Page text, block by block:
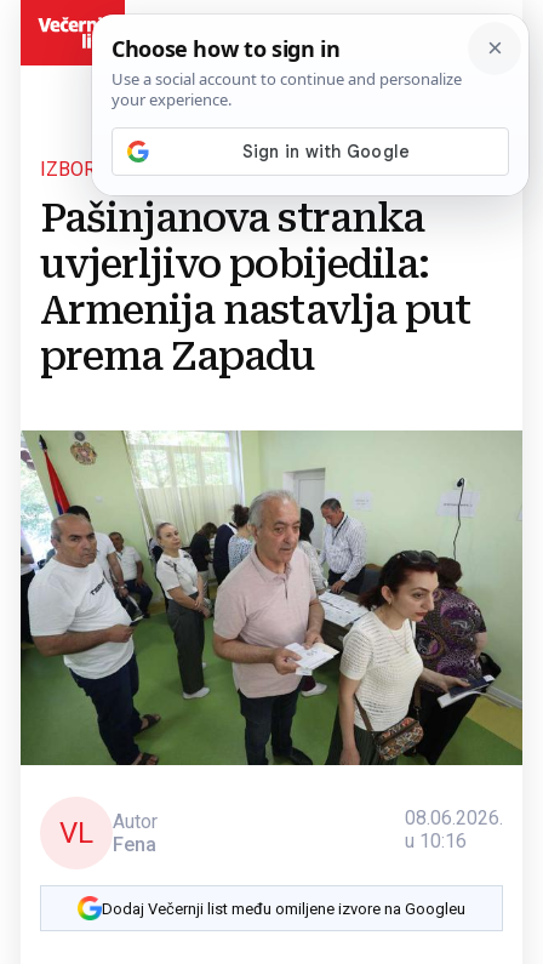
IZBORI U ARMENIJI
Pašinjanova stranka
uvjerljivo pobijedila:
Armenija nastavlja put
prema Zapadu
VL
Autor
Fena
08.06.2026.
u 10:16
Dodaj Večernji list među omiljene izvore na Googleu